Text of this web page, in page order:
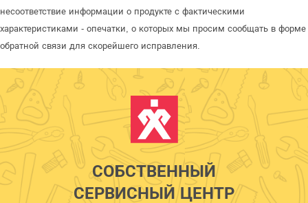
несоответствие информации о продукте с фактическими
характеристиками - опечатки, о которых мы просим сообщать в форме
обратной связи для скорейшего исправления.
СОБСТВЕННЫЙ
СЕРВИСНЫЙ ЦЕНТР